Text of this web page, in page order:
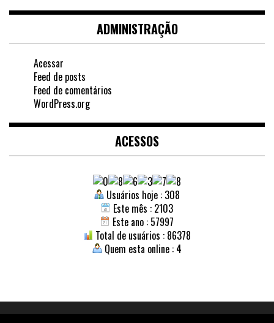
ADMINISTRAÇÃO
Acessar
Feed de posts
Feed de comentários
WordPress.org
ACESSOS
Usuários hoje : 308
Este mês : 2103
Este ano : 57997
Total de usuários : 86378
Quem esta online : 4